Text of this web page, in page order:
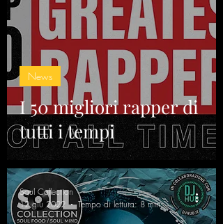
I 50 migliori rapper di
tutti i tempi
News
Soul Collection
12 giu 2022
Tempo di lettura: 8 min